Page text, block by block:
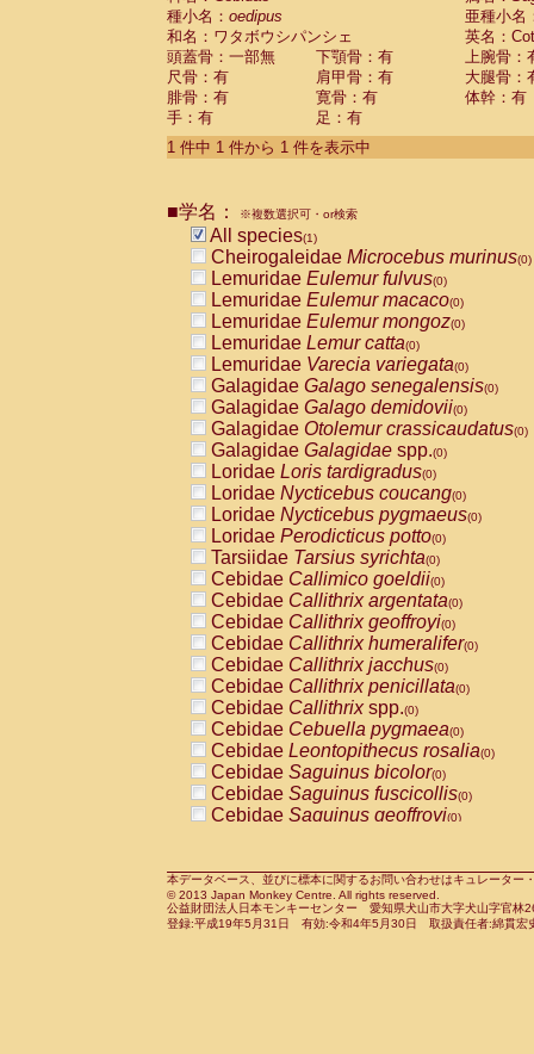
Cebidae
CebidaeSaguinus nigricollis (0)
Cebidae Saguinus oedipus
Cebidae Saguinus weddelli
Cebidae Saguinusspp.
Cebidae Aotus trivirgatus
Cebidae Cebus albifrons
CebidaeCebus nigrivittatus
CebidaeCebus
CebidaeSaimiri boliviensis(0)
CebidaeSaimiri sciureus(0)
AtelidaeAlouatta caraya(0)
AtelidaeAlouatta fusca(0)
AtelidaeAlouatta seniculus
AtelidaeAlouattaspp.(0)
AtelidaeAteles belzebuth(0)
AtelidaeAteles geoffroyi(0)
AtelidaeAteles paniscus(0)
AtelidaeAtelesspp.(0)
Atelidae Lagothrix lagothricha
AtelidaeLagothrix lagothricha cana
PitheciidaeCacajao calvus
PitheciidaeCallicebus cupreus
PitheciidaeCallicebus donacophilus
PitheciidaeCallicebus moloch
PitheciidaeCallicebus torquatus
PitheciidaeCallicebusspp.(0)
PitheciidaeChiropotes satanas(0)
PitheciidaePithecia monachus
PitheciidaePithecia pithecia(0)
CercopithecidaeCercocebus agilis
CercopithecidaeCercocebus
CercopithecidaeCercocebus
CercopithecidaeCercocebus
CercopithecidaeCercocebus
CercopithecidaeCercocebushybrid
CercopithecidaePapio anubis(0)
CercopithecidaePapio cynocephalus
CercopithecidaePapio hamadryas(0)
種小名： oedipus
亜種小名
和名：ワタボウシパンシェ
英名：
頭蓋骨：一部無
下顎骨：有
上腕骨：
尺骨：有
肩甲骨：有
大腿骨：
腓骨：有
寛骨：有
体幹：有
手：有
足：有
1 件中 1 件から 1 件を表示中
■学名： ※複数選択可・or検索
All species(1)
Cheirogaleidae Microcebus murinus(0)
Lemuridae Eulemur fulvus(0)
Lemuridae Eulemur macaco(0)
Lemuridae Eulemur mongoz(0)
Lemuridae Lemur catta(0)
Lemuridae Varecia variegata(0)
Galagidae Galago senegalensis(0)
Galagidae Galago demidovii(0)
Galagidae Otolemur crassicaudatus(0)
Galagidae Galagidae spp.(0)
Loridae Loris tardigradus(0)
Loridae Nycticebus coucang(0)
Loridae Nycticebus pygmaeus(0)
Loridae Perodicticus potto(0)
Tarsiidae Tarsius syrichta(0)
Cebidae Callimico goeldii(0)
Cebidae Callithrix argentata(0)
Cebidae Callithrix geoffroyi(0)
Cebidae Callithrix humeralifer(0)
Cebidae Callithrix jacchus(0)
Cebidae Callithrix penicillata(0)
Cebidae Callithrixspp.(0)
Cebidae Cebuella pygmaea(0)
Cebidae Leontopithecus rosalia(0)
Cebidae Saguinus bicolor(0)
Cebidae Saguinus fuscicollis(0)
Cebidae Saguinus geoffroyi(0)
CebidaeSaguinus leucopus(0)
CebidaeSaguinus midas(0)
Cebidae Saguinus mystax(0)
本データベース、並びに標本に関するお問い合わせはキュレータ
© 2013 Japan Monkey Centre. All rights reserved.
公益財団法人日本モンキーセンター 愛知県犬山市大字犬山字官
登録:平成19年5月31日 有効:令和4年5月30日 取扱責任者:綿貫宏